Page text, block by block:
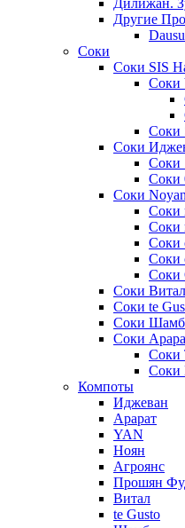
Дилижан.
Другие
Соки
Соки SIS
Соки
Соки
Соки
Соки
Соки
Соки
Соки
Соки
Соки
Соки
Соки
Соки Витал
Соки te
Соки Шамб
Соки
Соки
Соки
Компоты
Иджеван
Арарат
YAN
Ноян
Агроянс
Прошян
Витал
te Gusto